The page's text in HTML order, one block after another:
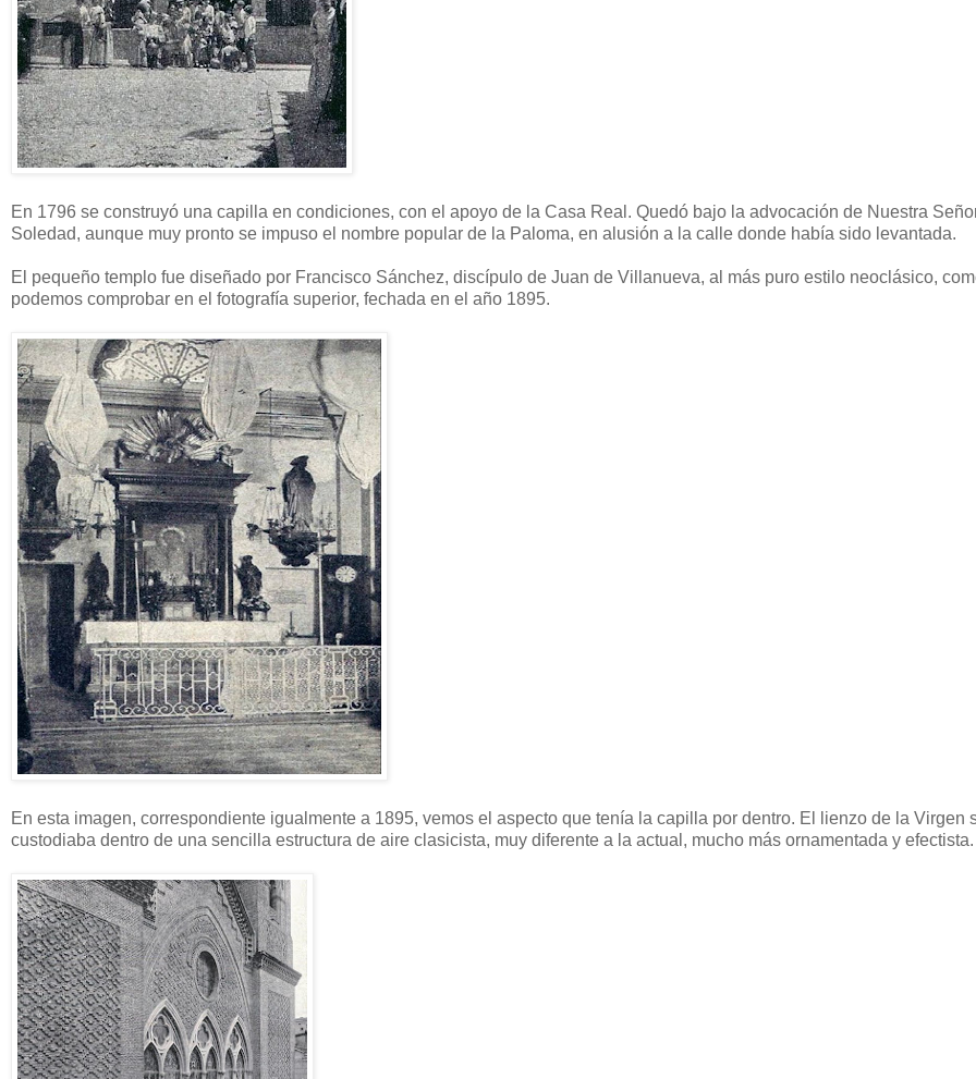
En 1796 se construyó una capilla en condiciones, con el apoyo de la Casa Real. Quedó bajo la advocación de Nuestra
Soledad, aunque muy pronto se impuso el nombre popular de la Paloma, en alusión a la calle donde había sido levantada.
El pequeño templo fue diseñado por Francisco Sánchez, discípulo de Juan de Villanueva, al más puro estilo neoclásico,
podemos comprobar en el fotografía superior, fechada en el año 1895.
En esta imagen, correspondiente igualmente a 1895, vemos el aspecto que tenía la capilla por dentro. El lienzo de la Virgen
custodiaba dentro de una sencilla estructura de aire clasicista, muy diferente a la actual, mucho más ornamentada y efectista.